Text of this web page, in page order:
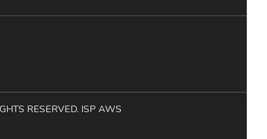
RESERVED. ISP AWS